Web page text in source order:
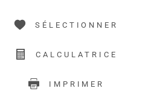
SÉLECTIONNER
CALCULATRICE
IMPRIMER